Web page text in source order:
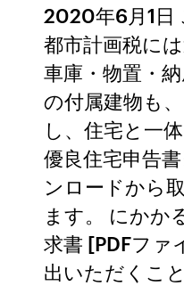
2020年6月1日
都市計画税に
車庫・物置・
の付属建物も
し、住宅と一
優良住宅申告
ンロードから
ます。 にかか
求書 [PDFファ
出いただくこ